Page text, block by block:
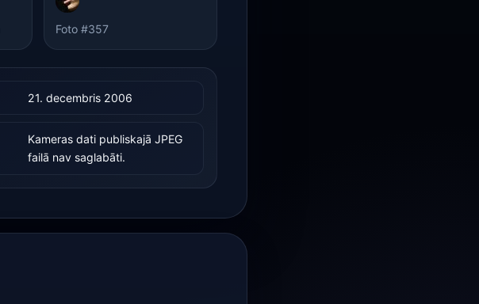
Foto #357
21. decembris 2006
Kameras dati publiskajā JPEG
failā nav saglabāti.